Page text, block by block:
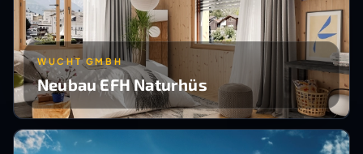
WUCHT GMBH
Neubau EFH Naturhüs